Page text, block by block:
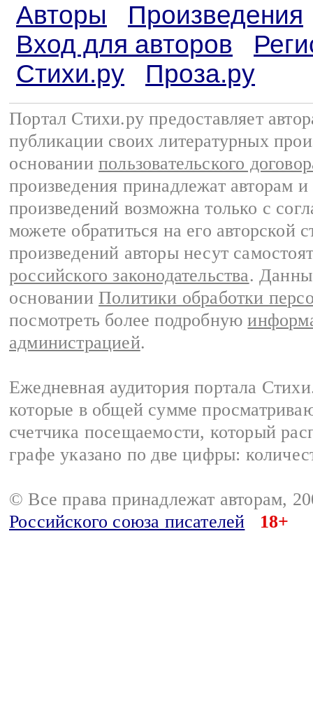
Авторы
Произведения
Вход для авторов
Стихи.ру
Проза.ру
Портал Стихи.ру предоставляет
публикации своих литературных
основании пользовательского
произведения принадлежат авторам
произведений возможна только с
можете обратиться на его авторской
произведений авторы несут
российского законодательства.
основании Политики обработки
посмотреть более подробную
администрацией.
Ежедневная аудитория портала
которые в общей сумме
счетчика посещаемости, который
графе указано по две цифры:
© Все права принадлежат авторам,
Российского союза писателей
18+